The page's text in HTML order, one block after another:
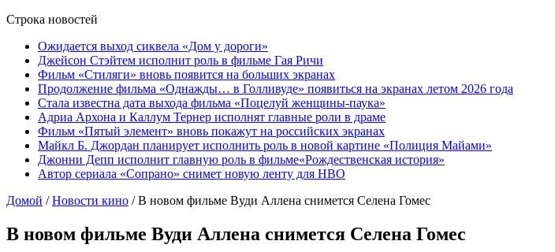
Строка новостей
Ожидается выход сиквела «Дом у дороги»
Джейсон Стэйтем исполнит роль в фильме Гая Ричи
Фильм «Стиляги» вновь появится на больших экранах
Продолжение фильма «Однажды… в Голливуде» появиться на экранах летом 2026 года
Стала известна дата выхода фильма «Поцелуй женщины-паука»
Адриа Архона и Каллум Тернер исполнят главные роли в драме
Фильм «Пятый элемент» вновь покажут на российских экранах
Майкл Б. Джордан планирует исполнить роль в новой картине «Полиция Майами»
Джонни Депп исполнит главную роль в фильме«Рождественская история»
Автор сериала «Сопрано» снимет новую ленту для HBO
Домой / Новости кино / В новом фильме Вуди Аллена снимется Селена Гомес
В новом фильме Вуди Аллена снимется Селена Гомес